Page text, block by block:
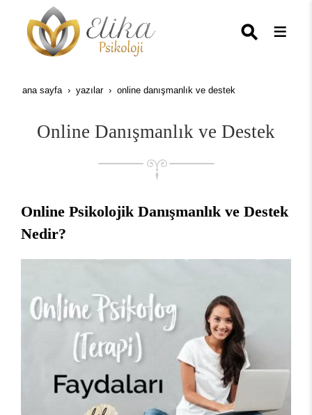
ana sayfa yazılar online danışmanlık ve destek
Online Danışmanlık ve Destek
Online Psikolojik Danışmanlık ve Destek
Nedir?